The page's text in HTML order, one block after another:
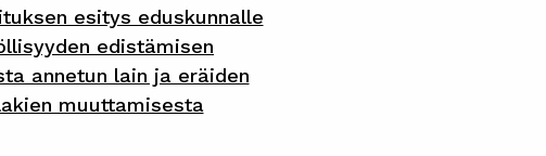
esitys eduskunnalle
edistämisen
annetun lain ja eräiden
muuttamisesta